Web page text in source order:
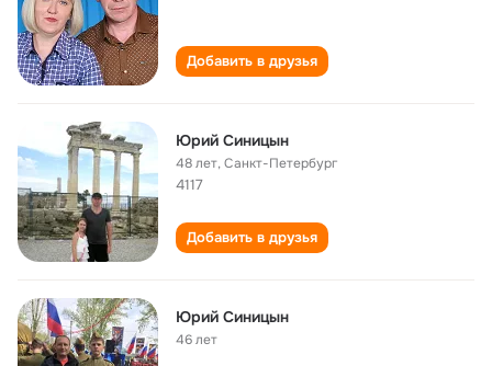
Добавить в друзья
Юрий Синицын
48 лет,Санкт-Петербург
4117
Добавить в друзья
Юрий Синицын
46 лет